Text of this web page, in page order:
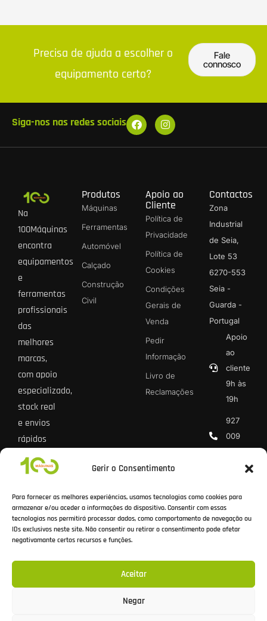
Gerir o Consentimento
Para fornecer as melhores experiências, usamos tecnologias como cookies para
armazenar e/ou aceder a informações do dispositivo. Consentir com essas
tecnologias nos permitirá processar dados, como comportamento de navegação ou
IDs exclusivos neste site. Não consentir ou retirar o consentimento pode afetar
negativamante certos recursos e funções.
Aceitar
Negar
Precisa de ajuda a escolher o
equipamento certo?
Fale
connosco
Siga-nos nas redes sociais
Na
100Máquinas
encontra
equipamentos
e
ferramentas
profissionais
das
melhores
marcas,
com apoio
especializado,
stock real
e envios
rápidos
para todo
o país.
Produtos
Máquinas
Ferramentas
Automóvel
Calçado
Construção
Civil
Apoio ao
Cliente
Política de
Privacidade
Política de
Cookies
Condições
Gerais de
Venda
Pedir
Informação
Livro de
Reclamações
Contactos
Zona
Industrial
de Seia,
Lote 53
6270-553
Seia -
Guarda -
Portugal
Apoio
ao
cliente
9h às
19h
927
009
rede móvel
nacional